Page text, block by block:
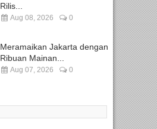
Rilis...
Aug 08, 2026 0
Meramaikan Jakarta dengan
Ribuan Mainan...
Aug 07, 2026 0